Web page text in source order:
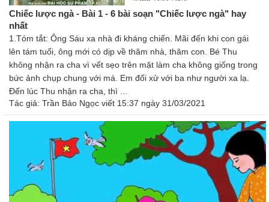
Chiếc lược ngà - Bài 1 - 6 bài soạn "Chiếc lược ngà" hay
nhất
1.Tóm tắt: Ông Sáu xa nhà đi kháng chiến. Mãi đến khi con gái
lên tám tuổi, ông mới có dịp về thăm nhà, thăm con. Bé Thu
không nhận ra cha vì vết sẹo trên mặt làm cha không giống trong
bức ảnh chụp chung với má. Em đối xử với ba như người xa lạ.
Đến lúc Thu nhận ra cha, thì ...
Tác giả: Trần Bảo Ngọc viết 15:37 ngày 31/03/2021